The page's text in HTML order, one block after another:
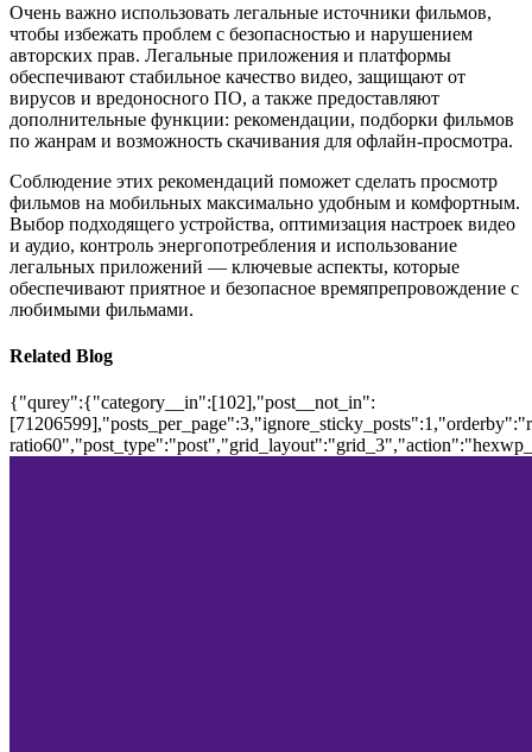
Очень важно использовать легальные источники фильмов,
чтобы избежать проблем с безопасностью и нарушением
авторских прав. Легальные приложения и платформы
обеспечивают стабильное качество видео, защищают от
вирусов и вредоносного ПО, а также предоставляют
дополнительные функции: рекомендации, подборки фильмов
по жанрам и возможность скачивания для офлайн-просмотра.
Соблюдение этих рекомендаций поможет сделать просмотр
фильмов на мобильных максимально удобным и комфортным.
Выбор подходящего устройства, оптимизация настроек видео
и аудио, контроль энергопотребления и использование
легальных приложений — ключевые аспекты, которые
обеспечивают приятное и безопасное времяпрепровождение с
любимыми фильмами.
Related Blog
{"qurey":{"category__in":[102],"post__not_in":